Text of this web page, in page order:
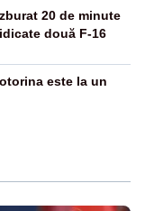
20 de minute
două F-16
este la un